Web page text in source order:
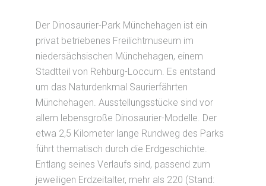
Der Dinosaurier-Park Münchehagen ist ein
privat betriebenes Freilichtmuseum im
niedersächsischen Münchehagen, einem
Stadtteil von Rehburg-Loccum. Es entstand
um das Naturdenkmal Saurierfährten
Münchehagen. Ausstellungsstücke sind vor
allem lebensgroße Dinosaurier-Modelle. Der
etwa 2,5 Kilometer lange Rundweg des Parks
führt thematisch durch die Erdgeschichte.
Entlang seines Verlaufs sind, passend zum
jeweiligen Erdzeitalter, mehr als 220 (Stand: